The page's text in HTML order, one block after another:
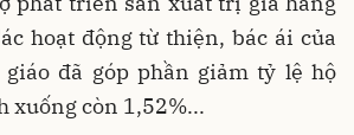
hoạt động từ thiện, bác ái của
giáo đã góp phần giảm tỷ lệ hộ
xuống còn 1,52%...